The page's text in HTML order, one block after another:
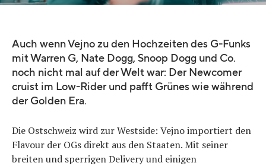
Auch wenn Vejno zu den Hochzeiten des G-Funks
mit Warren G, Nate Dogg, Snoop Dogg und Co.
noch nicht mal auf der Welt war: Der Newcomer
cruist im Low-Rider und pafft Grünes wie während
der Golden Era.
Die Ostschweiz wird zur Westside: Vejno importiert den
Flavour der OGs direkt aus den Staaten. Mit seiner
breiten und sperrigen Delivery und einigen